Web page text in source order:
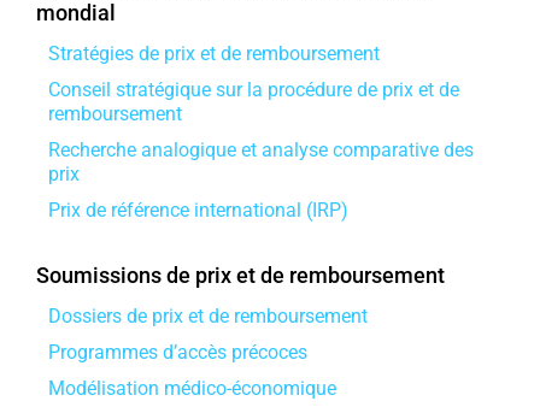
mondial
Stratégies de prix et de remboursement
Conseil stratégique sur la procédure de prix et de
remboursement
Recherche analogique et analyse comparative des
prix
Prix ​​de référence international (IRP)
Soumissions de prix et de remboursement
Dossiers de prix et de remboursement
Programmes d’accès précoces
Modélisation médico-économique